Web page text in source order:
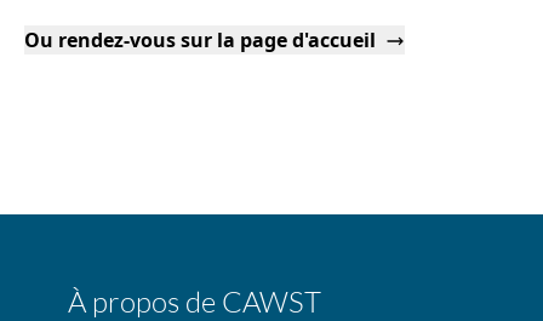
Ou rendez-vous sur la page d'accueil
À propos de CAWST